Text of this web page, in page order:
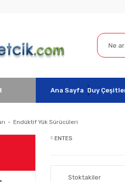
Ana Sayfa Duy
Endüktif Yük Sürücüleri
ENTES
Stoktakiler